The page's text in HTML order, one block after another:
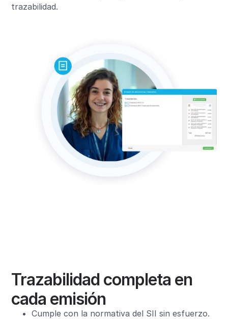
trazabilidad.
Trazabilidad completa en
cada emisión
Cumple con la normativa del SII sin esfuerzo.